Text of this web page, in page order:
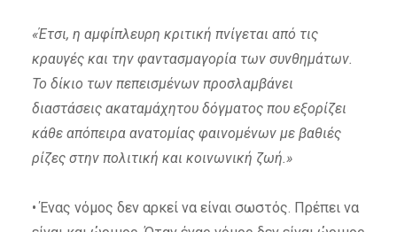
«Έτσι, η αμφίπλευρη κριτική πνίγεται από τις
κραυγές και την φαντασμαγορία των συνθημάτων.
Το δίκιο των πεπεισμένων προσλαμβάνει
διαστάσεις ακαταμάχητου δόγματος που εξορίζει
κάθε απόπειρα ανατομίας φαινομένων με βαθιές
ρίζες στην πολιτική και κοινωνική ζωή.»
• Ένας νόμος δεν αρκεί να είναι σωστός. Πρέπει να